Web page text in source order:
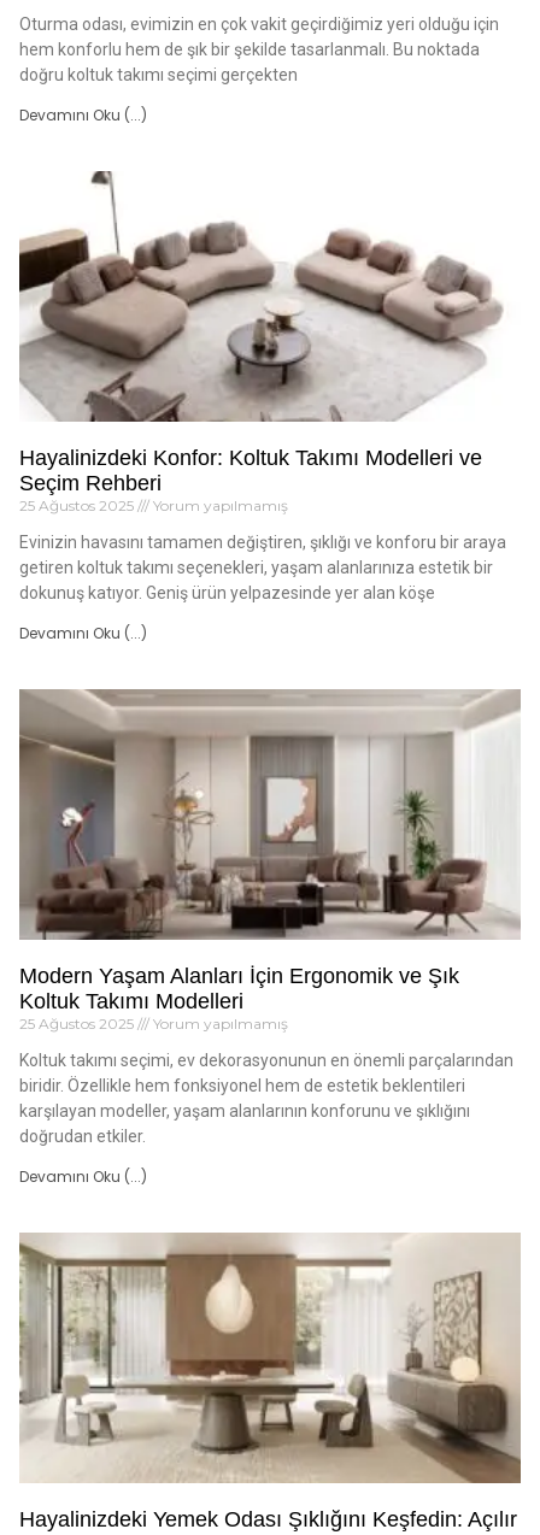
Oturma odası, evimizin en çok vakit geçirdiğimiz yeri olduğu için
hem konforlu hem de şık bir şekilde tasarlanmalı. Bu noktada
doğru koltuk takımı seçimi gerçekten
Devamını Oku (...)
Hayalinizdeki Konfor: Koltuk Takımı Modelleri ve
Seçim Rehberi
25 Ağustos 2025 Yorum yapılmamış
Evinizin havasını tamamen değiştiren, şıklığı ve konforu bir araya
getiren koltuk takımı seçenekleri, yaşam alanlarınıza estetik bir
dokunuş katıyor. Geniş ürün yelpazesinde yer alan köşe
Devamını Oku (...)
Modern Yaşam Alanları İçin Ergonomik ve Şık
Koltuk Takımı Modelleri
25 Ağustos 2025 Yorum yapılmamış
Koltuk takımı seçimi, ev dekorasyonunun en önemli parçalarından
biridir. Özellikle hem fonksiyonel hem de estetik beklentileri
karşılayan modeller, yaşam alanlarının konforunu ve şıklığını
doğrudan etkiler.
Devamını Oku (...)
Hayalinizdeki Yemek Odası Şıklığını Keşfedin: Açılır